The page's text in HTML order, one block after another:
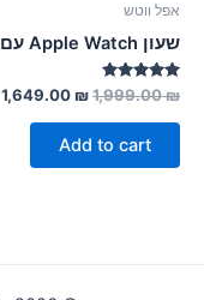
אפל ווטש
שעון Apple Watch עם סים
Rated
5.00
out of 5
1,999.00₪
1,649.00 ₪
Add to cart